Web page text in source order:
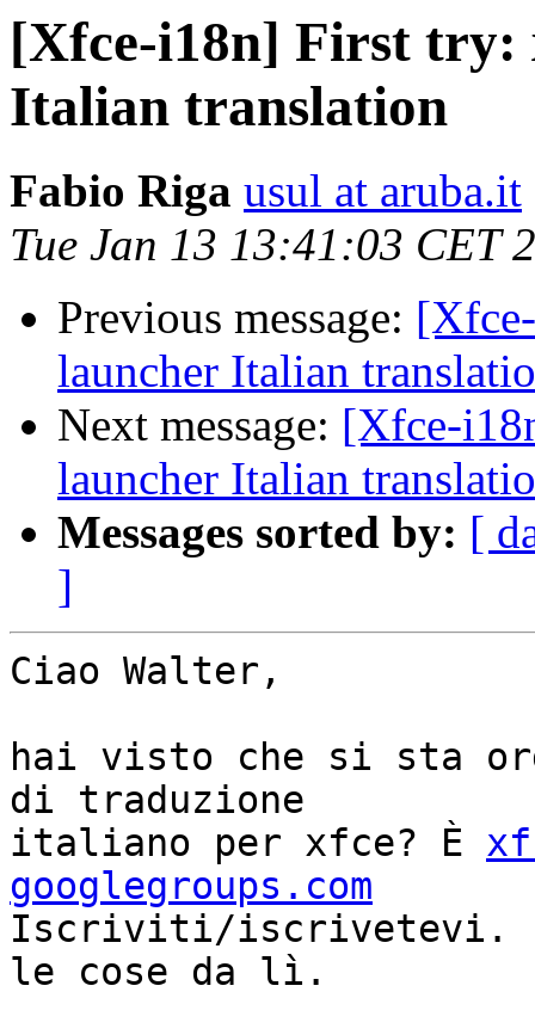
[Xfce-i18n] First try:
Italian translation
Fabio Riga usul at aruba.it
Tue Jan 13 13:41:03 CET
Previous message:
launcher Italian
Next message: [Xfce-
launcher Italian
Messages sorted by: [
]
Ciao Walter,
hai visto che si sta
di traduzione
italiano per xfce? È
googlegroups.com
Iscriviti/iscrivetevi.
le cose da lì.